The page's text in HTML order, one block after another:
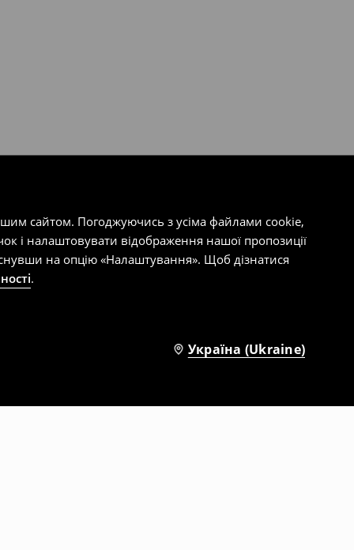
сайтом. Погоджуючись з усіма файлами cookie,
і налаштовувати відображення нашої пропозиції
на опцію «Налаштування». Щоб дізнатися
.
Україна (Ukraine)